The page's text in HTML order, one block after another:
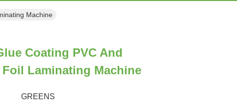
Machine
Coating PVC And
Laminating Machine
GREENS